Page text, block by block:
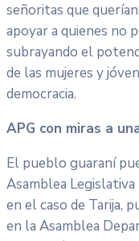
señoritas que
apoyar a quienes no
subrayando el
de las mujeres y
democracia.
APG con miras a
El pueblo guaraní
Asamblea
en el caso de Tarija,
en la Asamblea